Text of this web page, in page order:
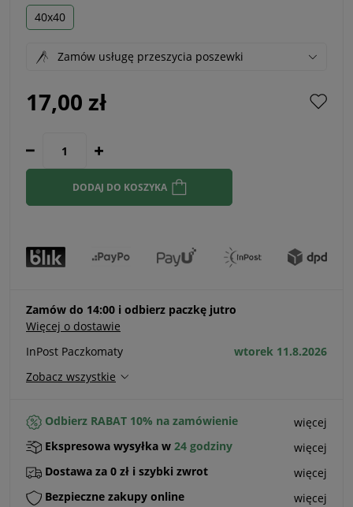
40x40
Zamów usługę przeszycia poszewki
17,00 zł
DODAJ DO KOSZYKA
Zamów do 14:00 i odbierz paczkę jutro
Więcej o dostawie
InPost Paczkomaty
wtorek 11.8.2026
Zobacz wszystkie
Odbierz RABAT 10% na zamówienie
więcej
Ekspresowa wysyłka w 24 godziny
więcej
Dostawa za 0 zł i szybki zwrot
więcej
Bezpieczne zakupy online
więcej